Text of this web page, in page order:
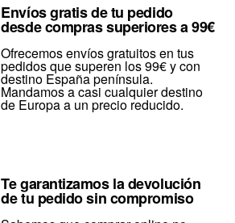
Envíos gratis de tu pedido
desde compras superiores a 99€
Ofrecemos envíos gratuitos en tus
pedidos que superen los 99€ y con
destino España península.
Mandamos a casi cualquier destino
de Europa a un precio reducido.
Te garantizamos la devolución
de tu pedido sin compromiso